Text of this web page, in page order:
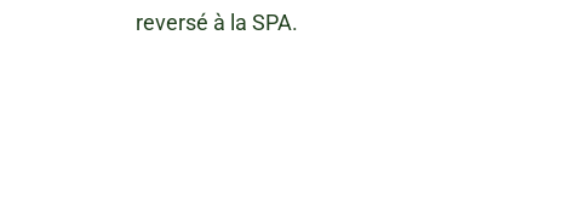
reversé à la SPA.